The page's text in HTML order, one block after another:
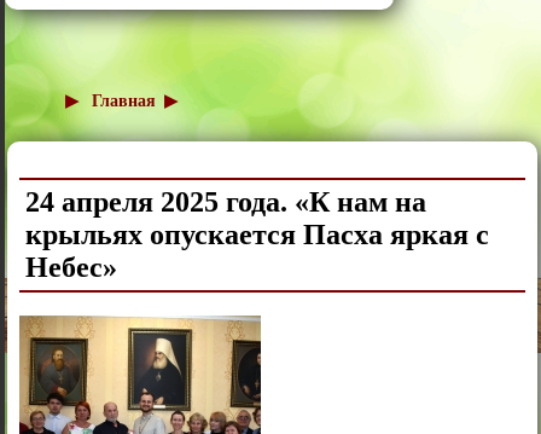
Главная
24 апреля 2025 года. «К нам на
крыльях опускается Пасха яркая с
Небес»